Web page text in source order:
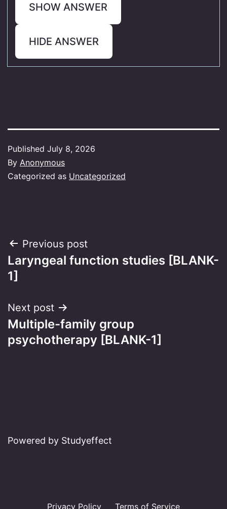
SHOW ANSWER
HIDE ANSWER
Published July 8, 2026
By Anonymous
Categorized as Uncategorized
Post
navigation
Previous post
Laryngeal function studies [BLANK-
1]
Next post
Multiple-family group
psychotherapy [BLANK-1]
Powered by Studyeffect
Privacy Policy Terms of Service